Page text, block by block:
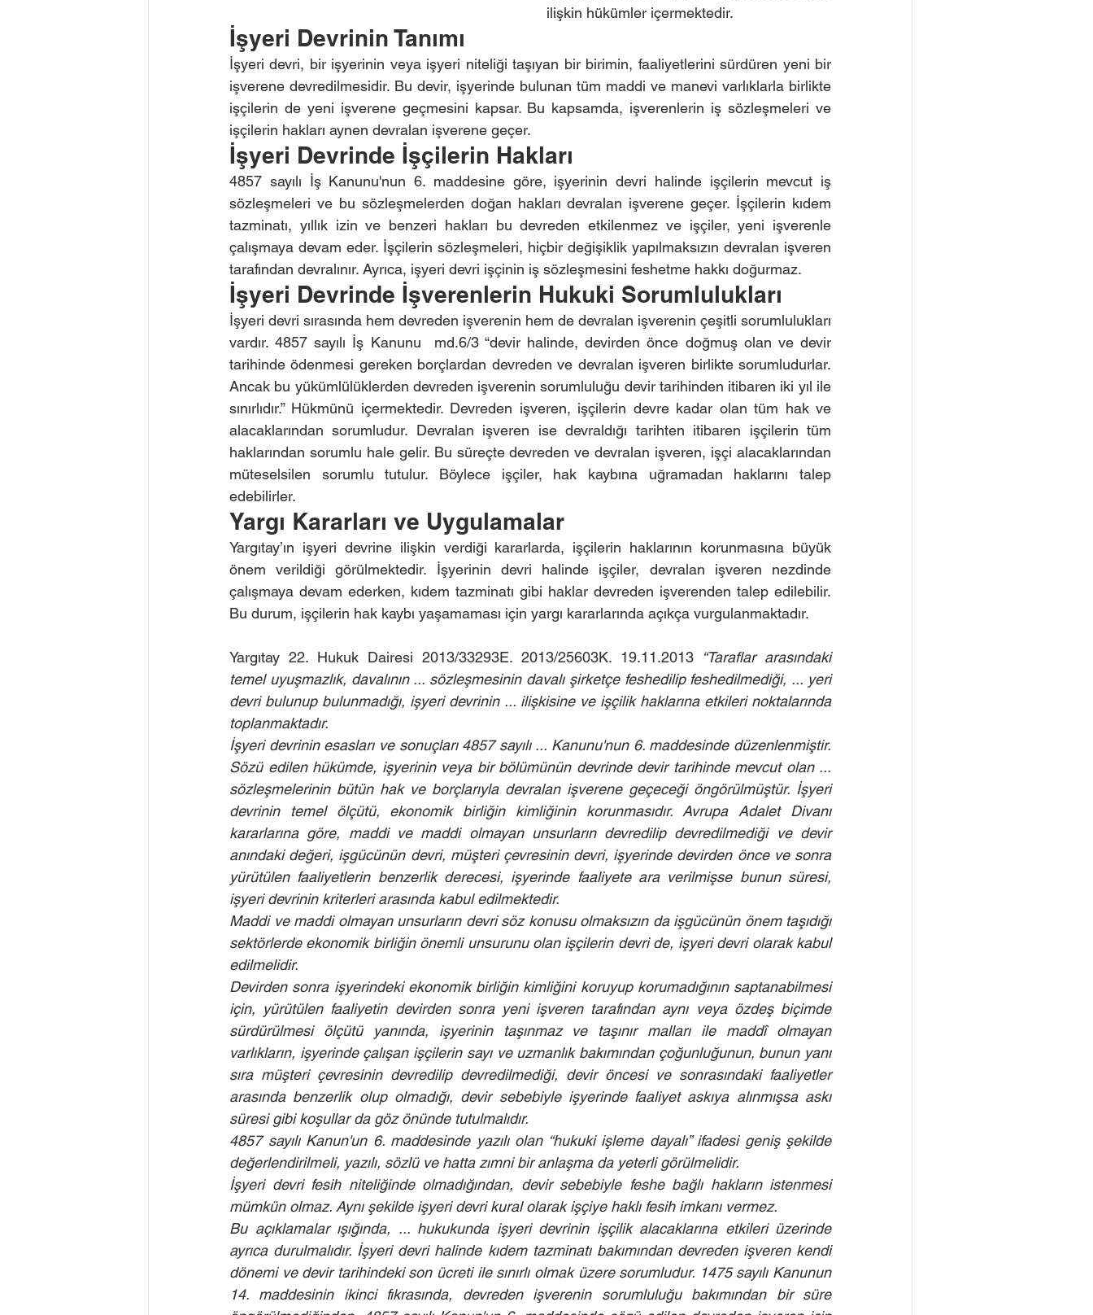
ilişkin hükümler içermektedir.
İşyeri Devrinin Tanımı
İşyeri devri, bir işyerinin veya işyeri niteliği taşıyan bir birimin, faaliyetlerini sürdüren yeni bir
işverene devredilmesidir. Bu devir, işyerinde bulunan tüm maddi ve manevi varlıklarla birlikte
işçilerin de yeni işverene geçmesini kapsar. Bu kapsamda, işverenlerin iş sözleşmeleri ve
işçilerin hakları aynen devralan işverene geçer.
İşyeri Devrinde İşçilerin Hakları
4857 sayılı İş Kanunu'nun 6. maddesine göre, işyerinin devri halinde işçilerin mevcut iş
sözleşmeleri ve bu sözleşmelerden doğan hakları devralan işverene geçer. İşçilerin kıdem
tazminatı, yıllık izin ve benzeri hakları bu devreden etkilenmez ve işçiler, yeni işverenle
çalışmaya devam eder. İşçilerin sözleşmeleri, hiçbir değişiklik yapılmaksızın devralan işveren
tarafından devralınır. Ayrıca, işyeri devri işçinin iş sözleşmesini feshetme hakkı doğurmaz.
İşyeri Devrinde İşverenlerin Hukuki Sorumlulukları
İşyeri devri sırasında hem devreden işverenin hem de devralan işverenin çeşitli sorumlulukları
vardır. 4857 sayılı İş Kanunu  md.6/3 “devir halinde, devirden önce doğmuş olan ve devir
tarihinde ödenmesi gereken borçlardan devreden ve devralan işveren birlikte sorumludurlar.
Ancak bu yükümlülüklerden devreden işverenin sorumluluğu devir tarihinden itibaren iki yıl ile
sınırlıdır.” Hükmünü içermektedir. Devreden işveren, işçilerin devre kadar olan tüm hak ve
alacaklarından sorumludur. Devralan işveren ise devraldığı tarihten itibaren işçilerin tüm
haklarından sorumlu hale gelir. Bu süreçte devreden ve devralan işveren, işçi alacaklarından
müteselsilen sorumlu tutulur. Böylece işçiler, hak kaybına uğramadan haklarını talep
edebilirler.
Yargı Kararları ve Uygulamalar
Yargıtay’ın işyeri devrine ilişkin verdiği kararlarda, işçilerin haklarının korunmasına büyük
önem verildiği görülmektedir. İşyerinin devri halinde işçiler, devralan işveren nezdinde
çalışmaya devam ederken, kıdem tazminatı gibi haklar devreden işverenden talep edilebilir.
Bu durum, işçilerin hak kaybı yaşamaması için yargı kararlarında açıkça vurgulanmaktadır.
Yargıtay 22. Hukuk Dairesi 2013/33293E. 2013/25603K. 19.11.2013 “Taraflar arasındaki
temel uyuşmazlık, davalının ... sözleşmesinin davalı şirketçe feshedilip feshedilmediği, ... yeri
devri bulunup bulunmadığı, işyeri devrinin ... ilişkisine ve işçilik haklarına etkileri noktalarında
toplanmaktadır.
İşyeri devrinin esasları ve sonuçları 4857 sayılı ... Kanunu'nun 6. maddesinde düzenlenmiştir.
Sözü edilen hükümde, işyerinin veya bir bölümünün devrinde devir tarihinde mevcut olan ...
sözleşmelerinin bütün hak ve borçlarıyla devralan işverene geçeceği öngörülmüştür. İşyeri
devrinin temel ölçütü, ekonomik birliğin kimliğinin korunmasıdır. Avrupa Adalet Divanı
kararlarına göre, maddi ve maddi olmayan unsurların devredilip devredilmediği ve devir
anındaki değeri, işgücünün devri, müşteri çevresinin devri, işyerinde devirden önce ve sonra
yürütülen faaliyetlerin benzerlik derecesi, işyerinde faaliyete ara verilmişse bunun süresi,
işyeri devrinin kriterleri arasında kabul edilmektedir.
Maddi ve maddi olmayan unsurların devri söz konusu olmaksızın da işgücünün önem taşıdığı
sektörlerde ekonomik birliğin önemli unsurunu olan işçilerin devri de, işyeri devri olarak kabul
edilmelidir.
Devirden sonra işyerindeki ekonomik birliğin kimliğini koruyup korumadığının saptanabilmesi
için, yürütülen faaliyetin devirden sonra yeni işveren tarafından aynı veya özdeş biçimde
sürdürülmesi ölçütü yanında, işyerinin taşınmaz ve taşınır malları ile maddî olmayan
varlıkların, işyerinde çalışan işçilerin sayı ve uzmanlık bakımından çoğunluğunun, bunun yanı
sıra müşteri çevresinin devredilip devredilmediği, devir öncesi ve sonrasındaki faaliyetler
arasında benzerlik olup olmadığı, devir sebebiyle işyerinde faaliyet askıya alınmışsa askı
süresi gibi koşullar da göz önünde tutulmalıdır.
4857 sayılı Kanun'un 6. maddesinde yazılı olan “hukuki işleme dayalı” ifadesi geniş şekilde
değerlendirilmeli, yazılı, sözlü ve hatta zımni bir anlaşma da yeterli görülmelidir.
İşyeri devri fesih niteliğinde olmadığından, devir sebebiyle feshe bağlı hakların istenmesi
mümkün olmaz. Aynı şekilde işyeri devri kural olarak işçiye haklı fesih imkanı vermez.
Bu açıklamalar ışığında, ... hukukunda işyeri devrinin işçilik alacaklarına etkileri üzerinde
ayrıca durulmalıdır. İşyeri devri halinde kıdem tazminatı bakımından devreden işveren kendi
dönemi ve devir tarihindeki son ücreti ile sınırlı olmak üzere sorumludur. 1475 sayılı Kanunun
14. maddesinin ikinci fıkrasında, devreden işverenin sorumluluğu bakımından bir süre